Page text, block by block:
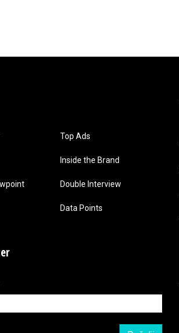
Top Ads
Inside the Brand
Double Interview
Data Points